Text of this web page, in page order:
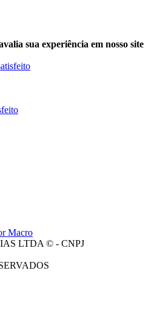
sua experiência em nosso site
Macro
LTDA © - CNPJ